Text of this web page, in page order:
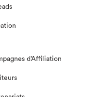
d’Affiliation​